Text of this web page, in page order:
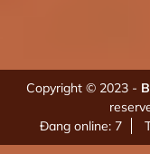
Copyright © 2023 -
Đang online: 7